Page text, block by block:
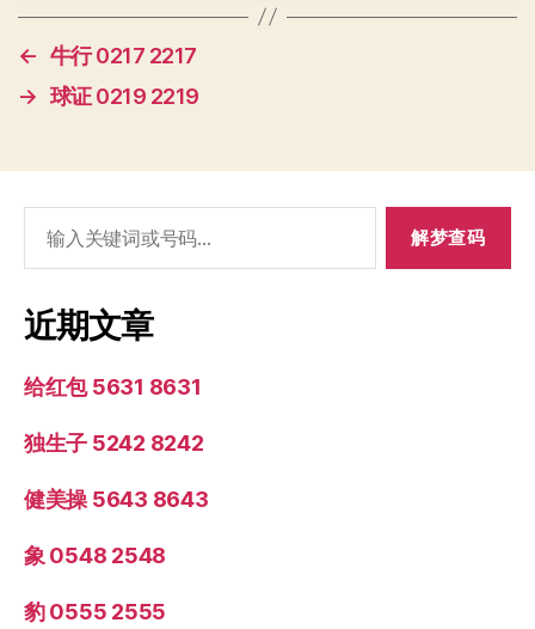
← 牛行 0217 2217
→ 球证 0219 2219
索：
近期文章
给红包 5631 8631
独生子 5242 8242
健美操 5643 8643
象 0548 2548
豹 0555 2555